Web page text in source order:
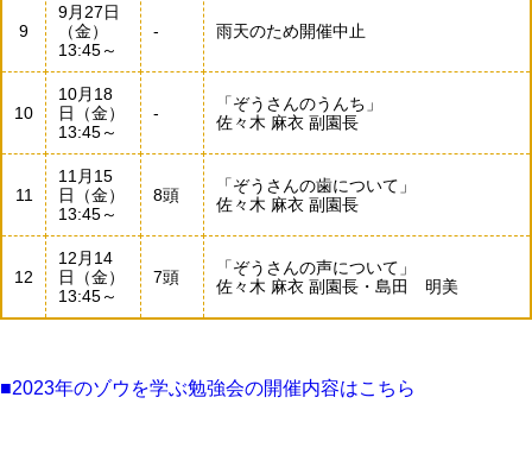
9
9月27日
（金）
13:45～
- 雨天のため開催中止
10
10月18
日（金）
13:45～
-
「ぞうさんのうんち」
佐々木 麻衣 副園長
11
11月15
日（金）
13:45～
8頭
「ぞうさんの歯について」
佐々木 麻衣 副園長
12
12月14
日（金）
13:45～
7頭
「ぞうさんの声について」
佐々木 麻衣 副園長・島田 明美
■2023年のゾウを学ぶ勉強会の開催内容はこちら